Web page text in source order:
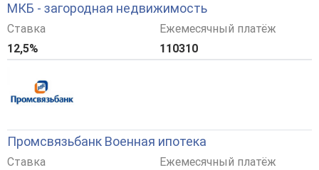
МКБ - загородная недвижимость
Ставка
12,5%
Ежемесячный платёж
110310
Промсвязьбанк Военная ипотека
Ставка
Ежемесячный платёж